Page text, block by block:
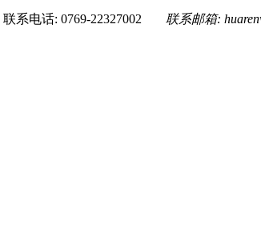
联系电话: 0769-22327002 联系邮箱: